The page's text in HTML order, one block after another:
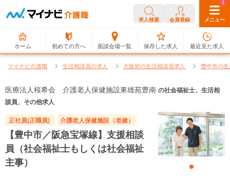
求人検索 会員登録 メニュー
ホーム 初めての方へ 面談会場一覧
0
保存した求人
1
最近見た求人
マイナビ介護職 生活相談員の求人 大阪府の生活相談員求人 豊中市の
医療法人桜希会 介護老人保健施設東雄苑豊南 の社会福祉士、生活相
談員、その他求人
正社員(正職員) 介護老人保健施設（老健）
【豊中市／阪急宝塚線】支援相談
員（社会福祉士もしくは社会福祉
主事）